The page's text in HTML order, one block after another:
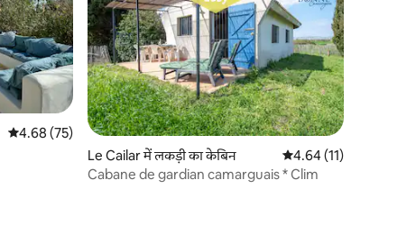
औसत रेटिंग 5 में से 4.68, 75 समीक्षाएँ
4.68 (75)
Le Cailar में लकड़ी का केबिन औसत रेटिंग 5 में से 4.64,
4.64 (11)
Cabane de gardian camarguais * Clim